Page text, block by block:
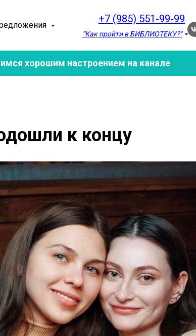
+7 (985) 551-99-99
“Как пройти в БИБЛИОТЕКУ?"
хорошим настроением на канале
к концу